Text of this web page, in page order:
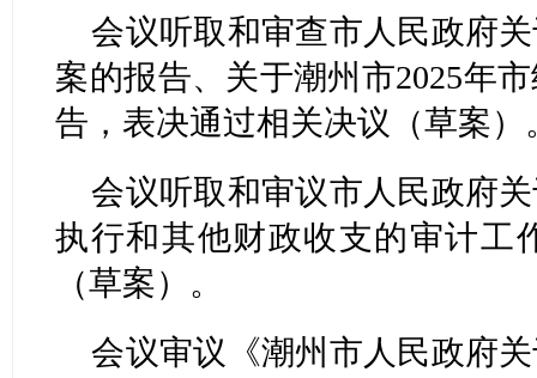
会议听取和审查市人民政府
案的报告、关于潮州市2025年
告，表决通过相关决议（草案）
会议听取和审议市人民政府
执行和其他财政收支的审计工
（草案）。
会议审议《潮州市人民政府